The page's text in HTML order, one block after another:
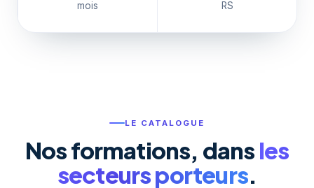
mois
RS
LE CATALOGUE
Nos formations, dansles
secteurs porteurs.